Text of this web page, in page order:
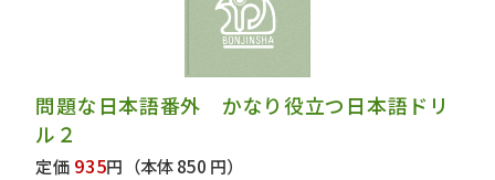
問題な日本語番外 かなり役立つ日本語ドリ
ル２
定価 935円 （本体 850 円）